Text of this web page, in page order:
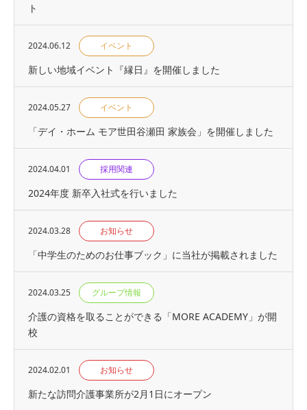
ト
2024.06.12 イベント
新しい地域イベント『縁日』を開催しました
2024.05.27 イベント
「デイ・ホーム モア世田谷瀬田 家族会」を開催しました
2024.04.01 採用関連
2024年度 新卒入社式を行いました
2024.03.28 お知らせ
「中学生のためのお仕事ブック」に当社が掲載されました
2024.03.25 グループ情報
介護の資格を取ることができる「MORE ACADEMY」が開
校
2024.02.01 お知らせ
新たな訪問介護事業所が2月1日にオープン